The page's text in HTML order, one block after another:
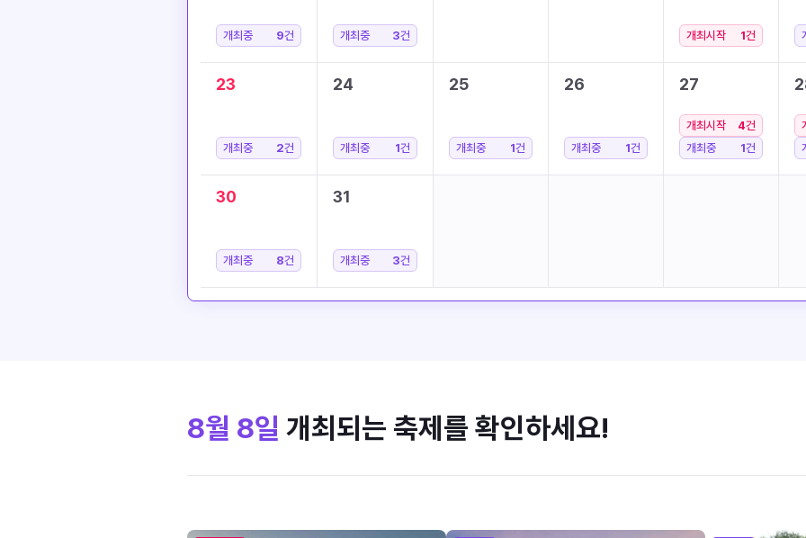
개최중 9건 개최중 3건 개최시작 1건
23
개최중 2건
24
개최중 1건
25
개최중 1건
26
개최중 1건
27
개최시작 4건
개최중
1건
30
개최중 8건
31
개최중 3건
8월 8일 개최되는 축제를 확인하세요!